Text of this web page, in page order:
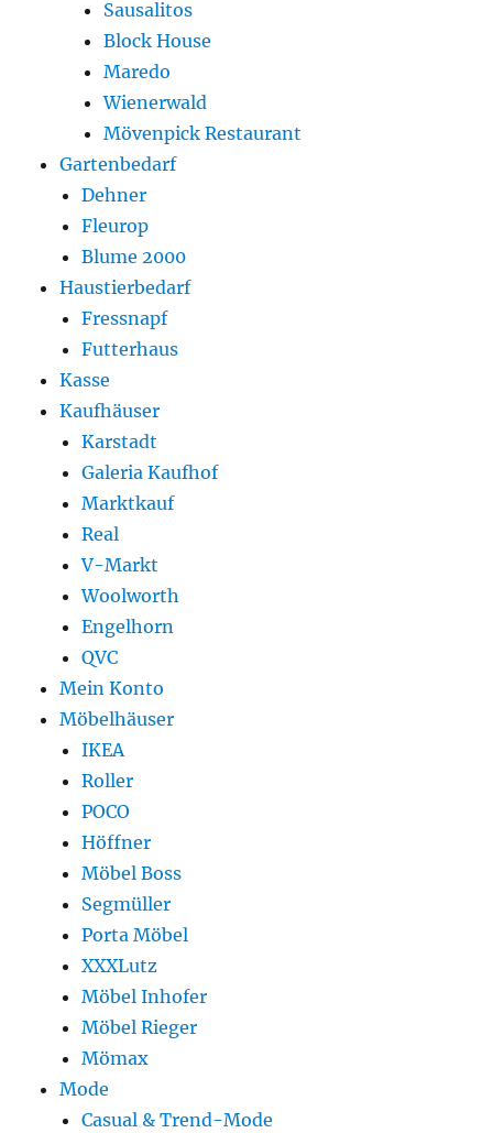
Sausalitos
Block House
Maredo
Wienerwald
Mövenpick Restaurant
Gartenbedarf
Dehner
Fleurop
Blume 2000
Haustierbedarf
Fressnapf
Futterhaus
Kasse
Kaufhäuser
Karstadt
Galeria Kaufhof
Marktkauf
Real
V-Markt
Woolworth
Engelhorn
QVC
Mein Konto
Möbelhäuser
IKEA
Roller
POCO
Höffner
Möbel Boss
Segmüller
Porta Möbel
XXXLutz
Möbel Inhofer
Möbel Rieger
Mömax
Mode
Casual & Trend-Mode